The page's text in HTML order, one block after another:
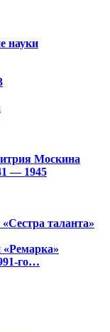
науки
Москина
— 1945
таланта»
«Ремарка»
го…